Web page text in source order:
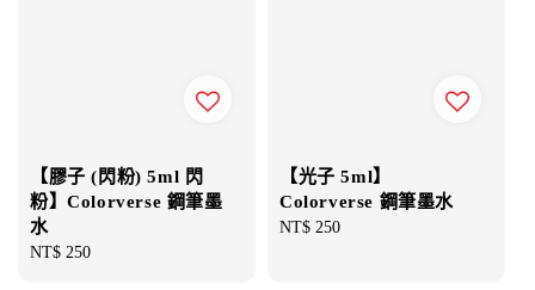
【膠子 (閃粉) 5ml 閃
粉】Colorverse 鋼筆墨
水
Regular
NT$ 250
【光子 5ml】
Colorverse 鋼筆墨水
Regular
NT$ 250